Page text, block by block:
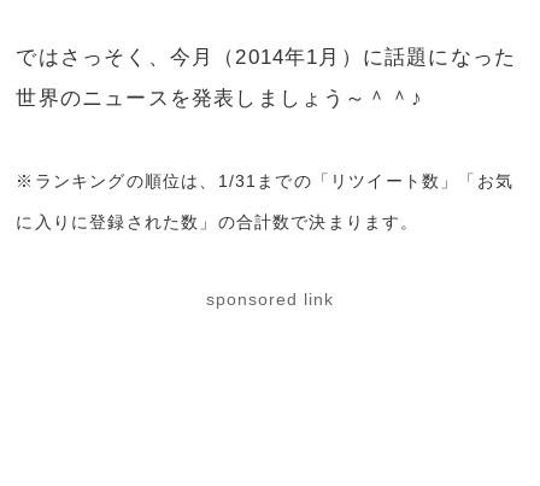
ではさっそく、今月（2014年1月）に話題になった
世界のニュースを発表しましょう～＾＾♪
※ランキングの順位は、1/31までの「リツイート数」「お気
に入りに登録された数」の合計数で決まります。
sponsored link